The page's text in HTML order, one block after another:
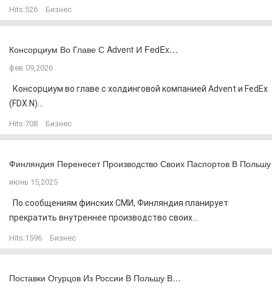
Hits:526 Бизнес
Консорциум Во Главе С Advent И FedEx…
фев 09,2026
Консорциум во главе с холдинговой компанией Advent и FedEx
(FDX.N)...
Hits:708 Бизнес
Финляндия Перенесет Производство Своих Паспортов В Польшу
июнь 15,2025
По сообщениям финских СМИ, Финляндия планирует
прекратить внутреннее производство своих...
Hits:1596 Бизнес
Поставки Огурцов Из России В Польшу В…